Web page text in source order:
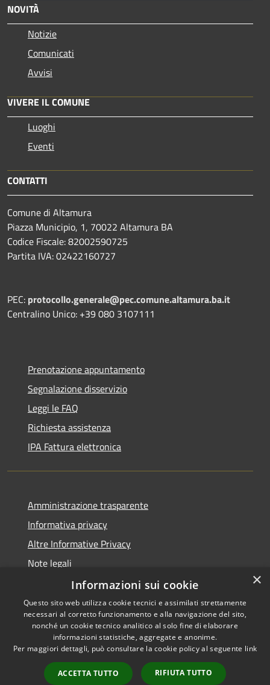
NOVITÀ
Notizie
Comunicati
Avvisi
VIVERE IL COMUNE
Luoghi
Eventi
CONTATTI
Comune di Altamura
Piazza Municipio, 1, 70022 Altamura BA
Codice Fiscale: 82002590725
Partita IVA: 02422160727
PEC: protocollo.generale@pec.comune.altamura.ba.it
Centralino Unico: +39 080 3107111
Prenotazione appuntamento
Segnalazione disservizio
Leggi le FAQ
Richiesta assistenza
IPA Fattura elettronica
Amministrazione trasparente
Informativa privacy
Altre Informative Privacy
Note legali
Dichiarazione di accessibilità
RSS
Accessibilità
Copyright © 2026 • Comune di
Municipium•
Accesso
×
Informazioni sui cookie
Questo sito web utilizza cookie tecnici e assimilati strettamente
necessari al corretto funzionamento e alla navigazione del sito,
nonché un cookie tecnico analitico al solo fine di elaborare
informazioni statistiche, aggregate e anonime.
Per maggiori dettagli, può consultare la cookie policy al seguente link
ACCETTA TUTTO RIFIUTA TUTTO